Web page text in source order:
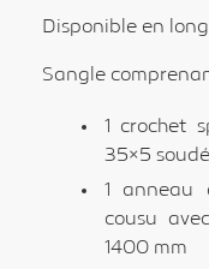
Disponible en
Sangle
1 crochet
35×5 soudé
1 anneau
cousu
1400 mm